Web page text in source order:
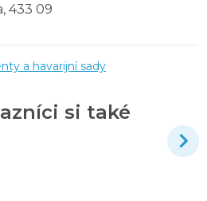
433 09
a havarijní sady
si také